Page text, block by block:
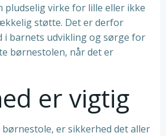
pludselig virke for lille eller ikke
støtte. Det er derfor
i barnets udvikling og sørge for
børnestolen, når det er
er vigtig
er sikkerhed det aller